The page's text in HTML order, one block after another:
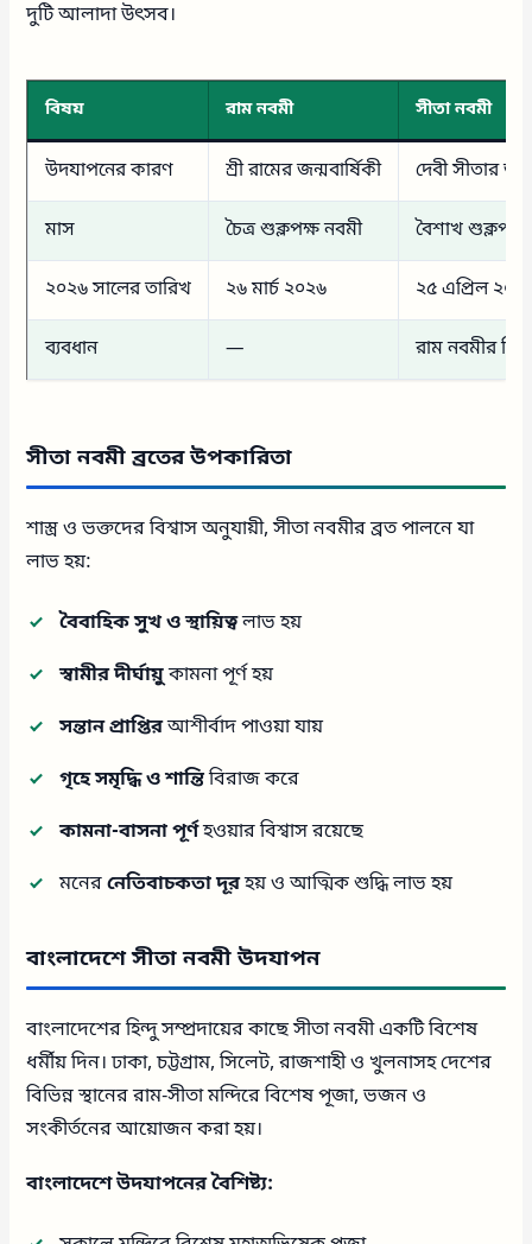
দুটি আলাদা উৎসব।
বিষয় রাম নবমী সীতা নবমী
উদযাপনের কারণ শ্রী রামের জন্মবার্ষিকী দেবী সীতার
মাস চৈত্র শুক্লপক্ষ নবমী বৈশাখ শুক্লপক্ষ
২০২৬ সালের তারিখ ২৬ মার্চ ২০২৬ ২৫ এপ্রিল
ব্যবধান — রাম নবমীর
সীতা নবমী ব্রতের উপকারিতা
শাস্ত্র ও ভক্তদের বিশ্বাস অনুযায়ী, সীতা নবমীর ব্রত পালনে যা
লাভ হয়:
বৈবাহিক সুখ ও স্থায়িত্বলাভ হয়
স্বামীর দীর্ঘায়ুকামনা পূর্ণ হয়
সন্তান প্রাপ্তিরআশীর্বাদ পাওয়া যায়
গৃহে সমৃদ্ধি ও শান্তিবিরাজ করে
কামনা-বাসনা পূর্ণহওয়ার বিশ্বাস রয়েছে
মনেরনেতিবাচকতা দূরহয় ও আত্মিক শুদ্ধি লাভ হয়
বাংলাদেশে সীতা নবমী উদযাপন
বাংলাদেশের হিন্দু সম্প্রদায়ের কাছে সীতা নবমী একটি বিশেষ
ধর্মীয় দিন। ঢাকা, চট্টগ্রাম, সিলেট, রাজশাহী ও খুলনাসহ দেশের
বিভিন্ন স্থানের রাম-সীতা মন্দিরে বিশেষ পূজা, ভজন ও
সংকীর্তনের আয়োজন করা হয়।
বাংলাদেশে উদযাপনের বৈশিষ্ট্য: